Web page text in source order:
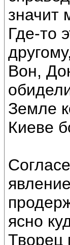
значит
Где-то
Вон,
Земле
Киеве
ясно
Творец